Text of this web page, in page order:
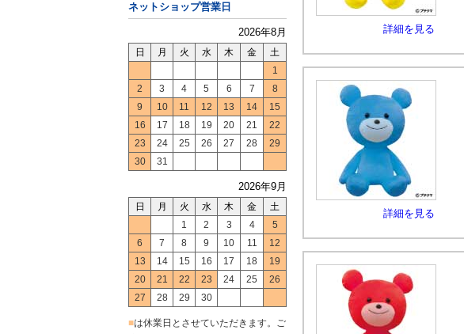
ネットショップ営業日
2026年8月
日 月 火 水 木 金
土
1
2
3 4 5 6 7
8
9
10 11 12 13 14
15
16
17 18 19 20 21
22
23
24 25 26 27 28
29
30
31
2026年9月
日 月 火 水 木 金
土
1
2 3 4
5
6
7 8 9 10 11
12
13
14 15 16 17 18
19
20
21 22 23 24 25
26
27
28 29 30
■は休業日とさせていただきます。ご
詳細を見る
詳細を見る